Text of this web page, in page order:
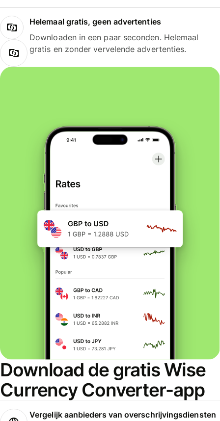
Helemaal gratis, geen advertenties
Downloaden in een paar seconden. Helemaal
gratis en zonder vervelende advertenties.
Download de gratis Wise
Currency Converter-app
Vergelijk aanbieders van overschrijvingsdiensten